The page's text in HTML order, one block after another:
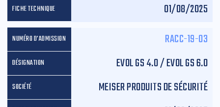
01/08/2025
RACC-19-03
EVOL GS 4.0 / EVOL GS 6.0
MEISER PRODUITS DE SÉCURITÉ